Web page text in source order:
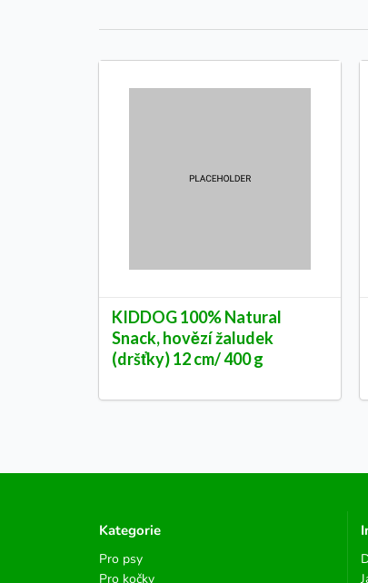
KIDDOG 100% Natural
Snack, hovězí žaludek
(dršťky) 12 cm/ 400 g
Kategorie
Pro psy
Pro kočky